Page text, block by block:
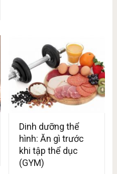
Dinh dưỡng thể
hình: Ăn gì trước
khi tập thể dục
(GYM)